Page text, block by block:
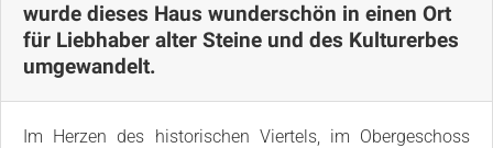
wurde dieses Haus wunderschön in einen Ort
für Liebhaber alter Steine und des Kulturerbes
umgewandelt.
Im Herzen des historischen Viertels, im Obergeschoss